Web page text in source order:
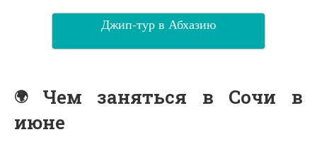
Джип-тур в Абхазию
Чем заняться в Сочи в
июне